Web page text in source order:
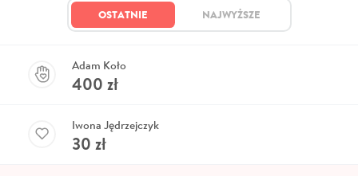
OSTATNIE NAJWYŻSZE
Adam Koło
400 zł
Iwona Jędrzejczyk
30 zł